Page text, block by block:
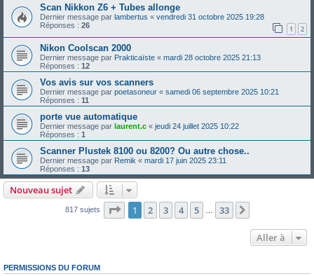
Scan Nikkon Z6 + Tubes allonge
Dernier message par lambertus « vendredi 31 octobre 2025 19:28
Réponses : 26 1 2
Nikon Coolscan 2000
Dernier message par Prakticaïste « mardi 28 octobre 2025 21:13
Réponses : 12
Vos avis sur vos scanners
Dernier message par poetasoneur « samedi 06 septembre 2025 10:21
Réponses : 11
porte vue automatique
Dernier message par laurent.c « jeudi 24 juillet 2025 10:22
Réponses : 1
Scanner Plustek 8100 ou 8200? Ou autre chose..
Dernier message par Remik « mardi 17 juin 2025 23:11
Réponses : 13
Nouveau sujet
817 sujets Page 1sur33
1 2 3 4 5 … 33
Aller à
PERMISSIONS DU FORUM